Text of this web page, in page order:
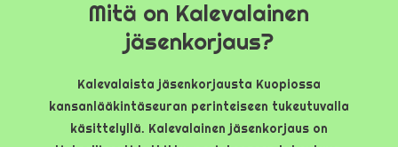
Mitä on Kalevalainen
jäsenkorjaus?
Kalevalaista jäsenkorjausta Kuopiossa
kansanlääkintäseuran perinteiseen tukeutuvalla
käsittelyllä. Kalevalainen jäsenkorjaus on